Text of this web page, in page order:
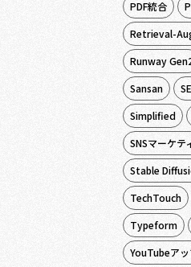
PDF統合
Retrieval-
Runway
Sansan
Simplified
SNSマーケテ
Stable
TechTouch
Typeform
YouTubeア